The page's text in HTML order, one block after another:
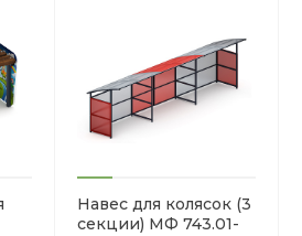
Навес для колясок (3
секции) МФ 743.01-